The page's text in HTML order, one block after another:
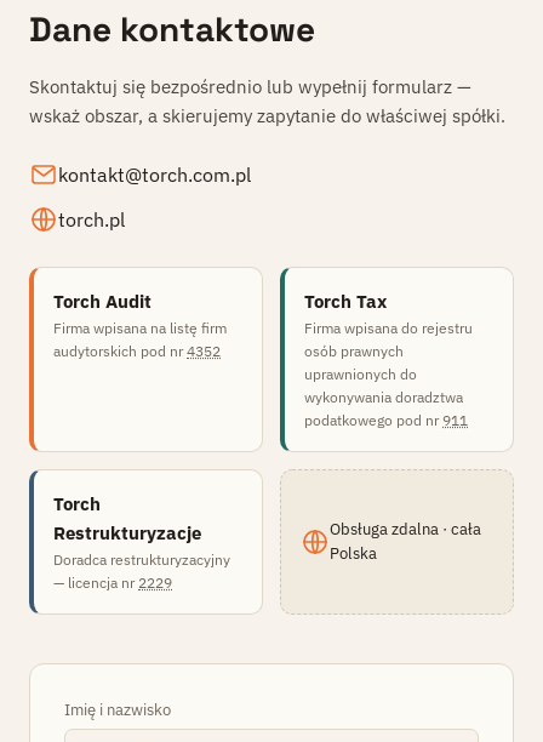
Dane kontaktowe
Skontaktuj się bezpośrednio lub wypełnij formularz —
wskaż obszar, a skierujemy zapytanie do właściwej spółki.
kontakt@torch.com.pl
torch.pl
Torch Audit
Firma wpisana na listę firm
audytorskich pod nr4352
Torch Tax
Firma wpisana do rejestru
osób prawnych
uprawnionych do
wykonywania doradztwa
podatkowego pod nr911
Torch
Restrukturyzacje
Doradca restrukturyzacyjny
— licencja nr 2229
Obsługa zdalna · cała
Polska
Imię i nazwisko